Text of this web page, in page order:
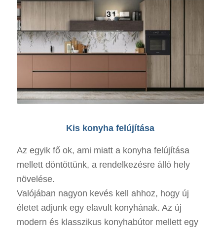
Kis konyha felújítása
Az egyik fő ok, ami miatt a konyha felújítása
mellett döntöttünk, a rendelkezésre álló hely
növelése.
Valójában nagyon kevés kell ahhoz, hogy új
életet adjunk egy elavult konyhának. Az új
modern és klasszikus konyhabútor mellett egy